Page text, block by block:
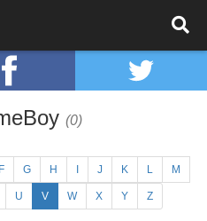
(0)
F G H J K L M
U V W X Y Z